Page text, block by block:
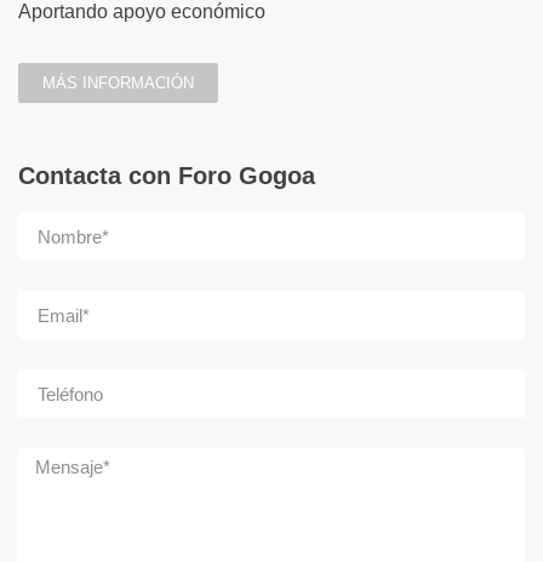
Contacta con Foro Gogoa
Aportando apoyo económico
MÁS INFORMACIÓN